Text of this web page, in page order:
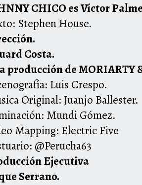
CHICO es Víctor
Stephen House.
Costa.
producción de MORIARTY
Luis Crespo.
Original: Juanjo Ballester.
Mundi Gómez.
Mapping: Electric Five
@Perucha63
Ejecutiva
Serrano.